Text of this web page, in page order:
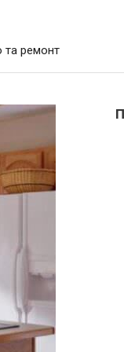
та ремонт